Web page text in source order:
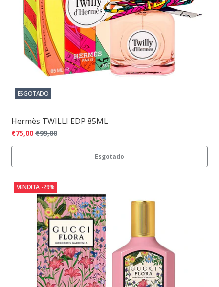
ESGOTADO
Hermès TWILLI EDP 85ML
€75,00 €99,00
Esgotado
VENDITA -29%